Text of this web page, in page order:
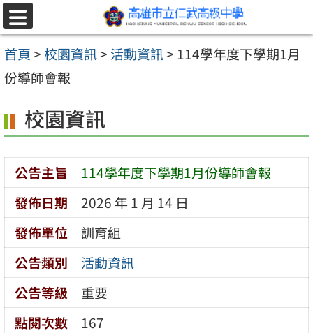
跳至主要內容區
選
單
首頁>校園資訊> 活動資訊> 114學年度下學期1月
份導師會報
校園資訊
公告主旨
114學年度下學期1月份導師會報
發佈日期
2026 年 1 月 14 日
發佈單位
訓育組
公告類別
活動資訊
公告等級
重要
點閱次數
167